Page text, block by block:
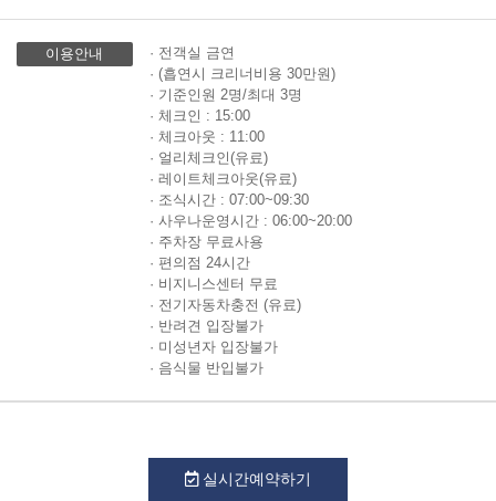
이용안내
· 전객실 금연
· (흡연시 크리너비용 30만원)
· 기준인원 2명/최대 3명
· 체크인 : 15:00
· 체크아웃 : 11:00
· 얼리체크인(유료)
· 레이트체크아웃(유료)
· 조식시간 : 07:00~09:30
· 사우나운영시간 : 06:00~20:00
· 주차장 무료사용
· 편의점 24시간
· 비지니스센터 무료
· 전기자동차충전 (유료)
· 반려견 입장불가
· 미성년자 입장불가
· 음식물 반입불가
실시간예약하기